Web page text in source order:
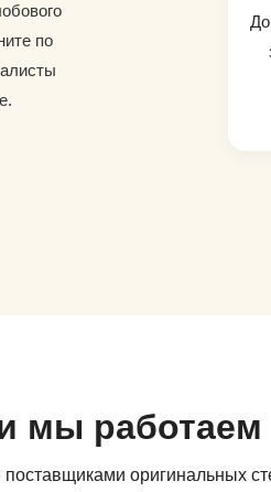
по
До
мы работаем
оригинальных